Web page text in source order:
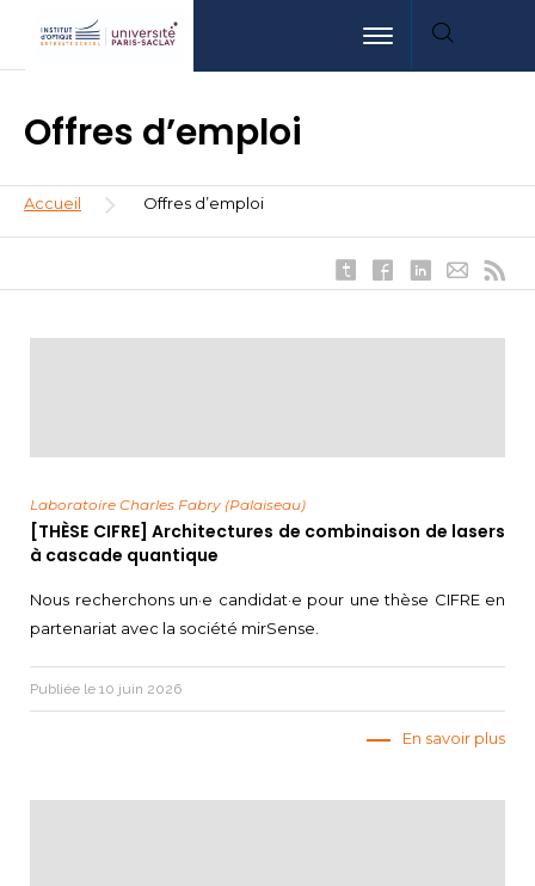
contenu
menu
la
Toggle navigation
Offres d’emploi
Fil
d'Ariane
Accueil Offres d’emploi
Laboratoire Charles Fabry (Palaiseau)
[THÈSE CIFRE] Architectures de combinaison de lasers
à cascade quantique
Nous recherchons un·e candidat·e pour une thèse CIFRE en
partenariat avec la société mirSense.
Publiée le 10 juin 2026
En savoir plus